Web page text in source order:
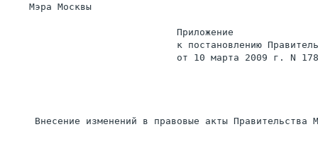
Мэра Москвы
                              Приложение
к постановлению
от 10 марта 2009 г. N
Внесение изменений в правовые акты Правительства